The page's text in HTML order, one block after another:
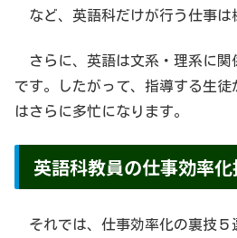
など、英語科だけが行う仕事は
さらに、英語は文系・理系に関
です。したがって、指導する生徒
はさらに多忙になります。
英語科教員の仕事効率化
それでは、仕事効率化の裏技５